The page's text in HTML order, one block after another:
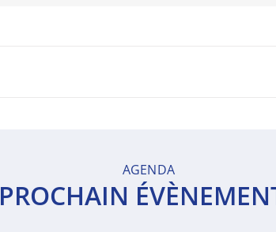
AGENDA
PROCHAIN